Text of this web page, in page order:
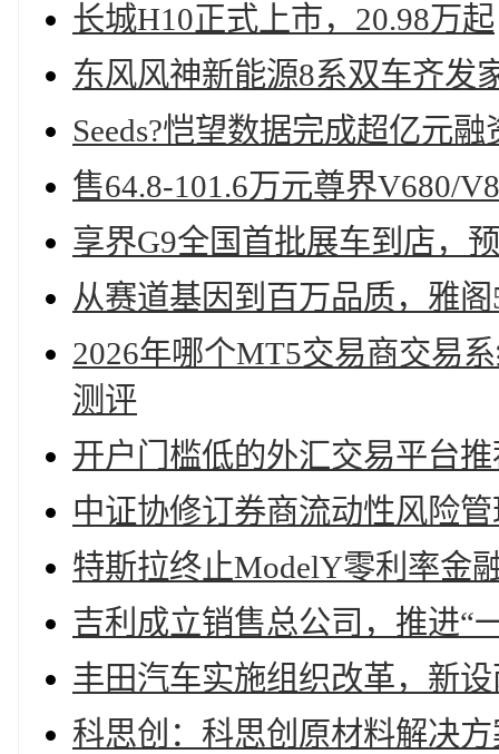
长城H10正式上市，20.98万起
东风风神新能源8系双车齐发
Seeds?恺望数据完成超亿元融
售64.8-101.6万元尊界V680/
享界G9全国首批展车到店，
从赛道基因到百万品质，雅
2026年哪个MT5交易商交易
测评
开户门槛低的外汇交易平台
中证协修订券商流动性风险
特斯拉终止ModelY零利率金
吉利成立销售总公司，推进“
丰田汽车实施组织改革，新
科思创：科思创原材料解决